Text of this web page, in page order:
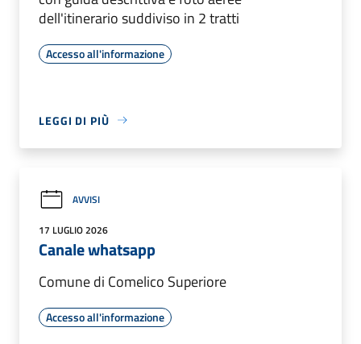
dell'itinerario suddiviso in 2 tratti
Accesso all'informazione
LEGGI DI PIÙ
AVVISI
17 LUGLIO 2026
Canale whatsapp
Comune di Comelico Superiore
Accesso all'informazione